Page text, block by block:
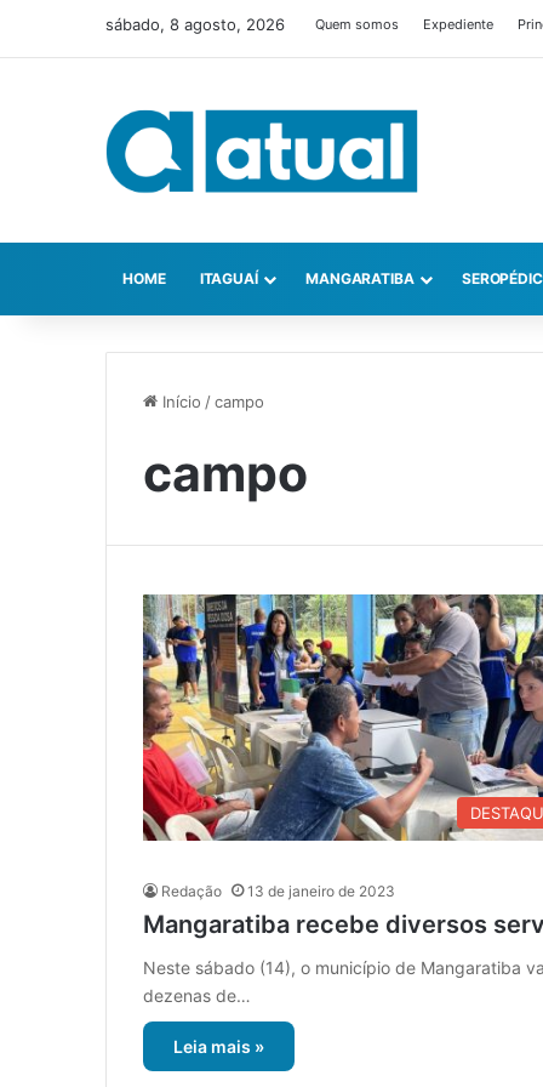
sábado, 8 agosto, 2026 Quem somos Expediente
HOME ITAGUAÍ MANGARATIBA
Início /campo
campo
Redação 13 de janeiro de 2023
Mangaratiba recebe diversos
Neste sábado (14), o município de Mangaratiba
dezenas de…
Leia mais »